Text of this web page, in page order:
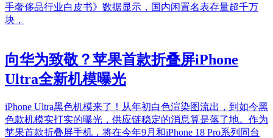
手奢侈品行业白皮书》数据显示，国内闲置名表存量超千万
块，
向华为致敬？苹果首款折叠屏iPhone
Ultra全新机模曝光
iPhone Ultra黑色机模来了！从年初白色渲染图流出，到如今黑
色款机模实打实的曝光，供应链稳定的消息算是落了地。作为
苹果首款折叠屏手机，将在今年9月和iPhone 18 Pro系列同台